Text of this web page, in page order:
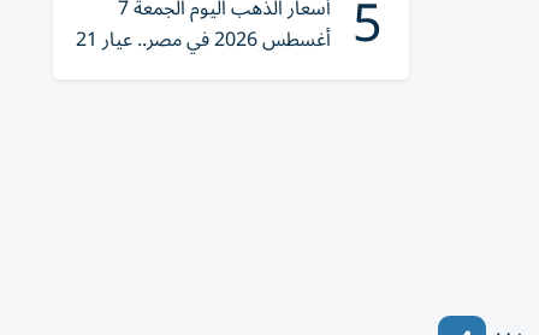
5 أسعار الذهب اليوم الجمعة 7
أغسطس 2026 في مصر.. عيار 21